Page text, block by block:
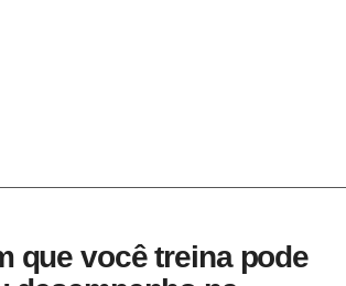
que você treina pode